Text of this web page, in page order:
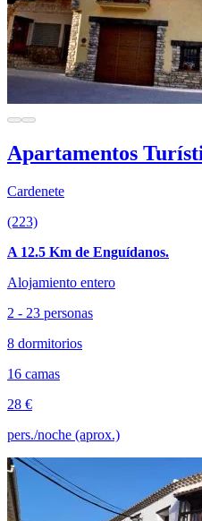
Apartamentos
Cardenete
(223)
A 12.5 Km de Enguídanos.
Alojamiento entero
2 - 23 personas
8 dormitorios
16 camas
28 €
pers./noche (aprox.)